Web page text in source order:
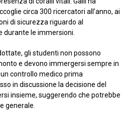
circa 300 ricercatori all’anno, ai
di sicurezza riguardo al
le immersioni.
gli studenti non possono
e devono immergersi sempre in
controllo medico prima
in discussione la decisione del
insieme, suggerendo che potrebbe
generale.